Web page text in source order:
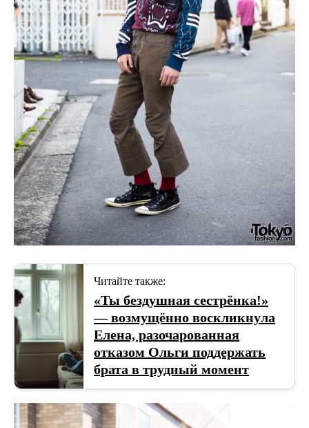
Читайте также:
«Ты бездушная сестрёнка!»
— возмущённо воскликнула
Елена, разочарованная
отказом Ольги поддержать
брата в трудный момент